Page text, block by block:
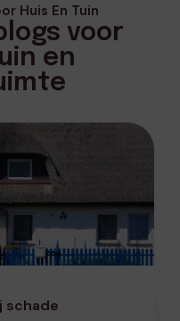
Huis En Tuin
voor
en
schade